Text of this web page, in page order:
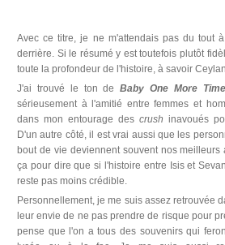
Avec ce titre, je ne m'attendais pas du tout
derrière. Si le résumé y est toutefois plutôt
toute la profondeur de l'histoire, à savoir
J'ai trouvé le ton deBaby One More Time
sérieusement à l'amitié entre femmes et
dans mon entourage des crush inavoués
D'un autre côté, il est vrai aussi que les
bout de vie deviennent souvent nos meilleurs
ça pour dire que si l'histoire entre Isis et
reste pas moins crédible.
Personnellement, je me suis assez retrouvée
leur envie de ne pas prendre de risque pour
pense que l'on a tous des souvenirs qui